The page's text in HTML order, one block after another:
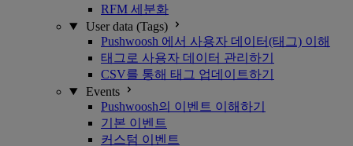
RFM 세분화
User data (Tags)
Pushwoosh 에서 사용자 데이터(태그) 이해
태그로 사용자 데이터 관리하기
CSV를 통해 태그 업데이트하기
Events
Pushwoosh의 이벤트 이해하기
기본 이벤트
커스텀 이벤트